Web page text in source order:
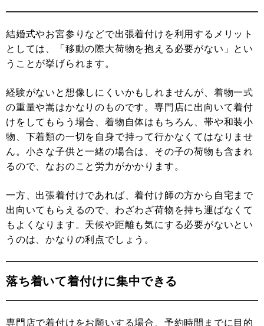
結婚式やお宮参りなどで出張着付けを利用するメリット
としては、「移動の際大荷物を抱える必要がない」とい
うことが挙げられます。
経験がないと想像しにくいかもしれませんが、着物一式
の重量や嵩はかなりのものです。専門店に出向いて着付
けをしてもらう場合、着物自体はもちろん、帯や和装小
物、下着類の一切を自身で持って行かなくてはなりませ
ん。小さな子供と一緒の場合は、その子の荷物も含まれ
るので、なおのこと労力がかかります。
一方、出張着付けであれば、着付け師の方から自宅まで
出向いてもらえるので、わざわざ荷物を持ち運ばなくて
もよくなります。天候や距離も気にする必要がないとい
うのは、かなりの利点でしょう。
落ち着いて着付けに集中できる
専門店で着付けをお願いする場合、予約時間までに目的